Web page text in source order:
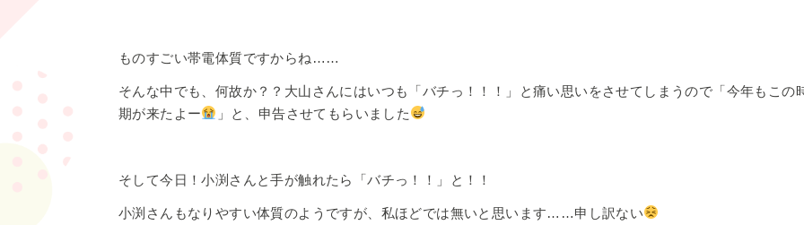
ものすごい帯電体質ですからね……
そんな中でも、何故か？？大山さんにはいつも「バチっ！！！」と痛い思いをさせてしまうので「今年もこの
期が来たよー
」と、申告させてもらいました
そして今日！小渕さんと手が触れたら「バチっ！！」と！！
小渕さんもなりやすい体質のようですが、私ほどでは無いと思います……申し訳ない